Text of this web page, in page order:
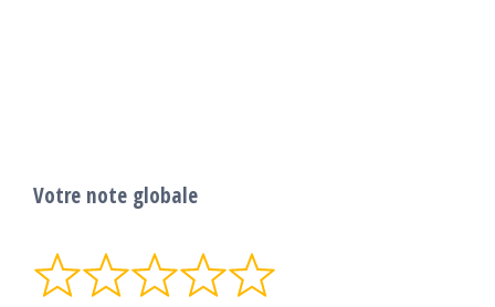
Votre note globale